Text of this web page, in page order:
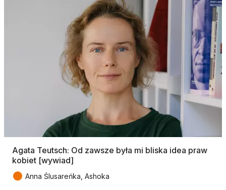
Agata Teutsch: Od zawsze była mi bliska idea praw
kobiet [wywiad]
● Anna Ślusareńka, Ashoka